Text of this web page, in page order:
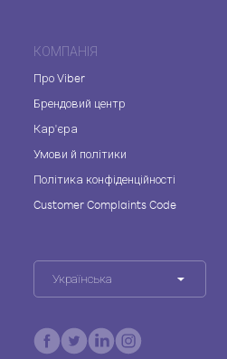
КОМПАНІЯ
Про Viber
Брендовий центр
Кар'єра
Умови й політики
Політика конфіденційності
Customer Complaints Code
Українська